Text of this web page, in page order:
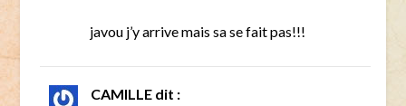
javou j’y arrive mais sa se fait pas!!!
CAMILLE dit :